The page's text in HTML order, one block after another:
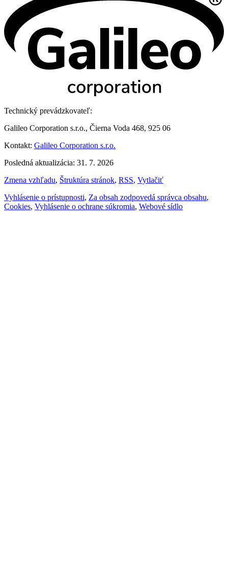
Technický prevádzkovateľ:
Galileo Corporation s.r.o., Čierna Voda 468, 925 06
Kontakt: Galileo Corporation s.r.o.
Posledná aktualizácia: 31. 7. 2026
Zmena vzhľadu, Štruktúra stránok, RSS, Vytlačiť
Vyhlásenie o prístupnosti, Za obsah zodpovedá správca obsahu,
Cookies, Vyhlásenie o ochrane súkromia, Webové sídlo